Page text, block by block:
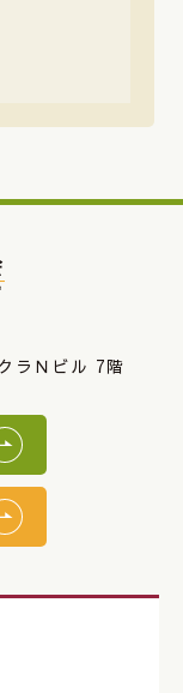
ラＮビル 7階